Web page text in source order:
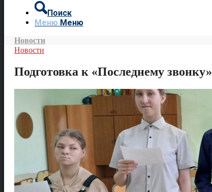
Поиск
Меню Меню
Новости
Новости
Подготовка к «Последнему звонку»